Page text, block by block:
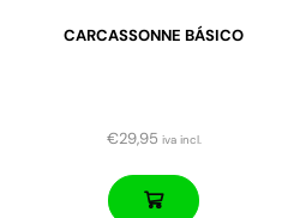
CARCASSONNE BÁSICO
€29,95 iva incl.